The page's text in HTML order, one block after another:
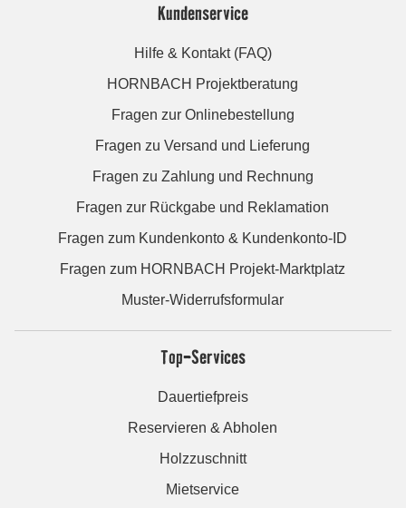
Kundenservice
Hilfe & Kontakt (FAQ)
HORNBACH Projektberatung
Fragen zur Onlinebestellung
Fragen zu Versand und Lieferung
Fragen zu Zahlung und Rechnung
Fragen zur Rückgabe und Reklamation
Fragen zum Kundenkonto & Kundenkonto-ID
Fragen zum HORNBACH Projekt-Marktplatz
Muster-Widerrufsformular
Top-Services
Dauertiefpreis
Reservieren & Abholen
Holzzuschnitt
Mietservice